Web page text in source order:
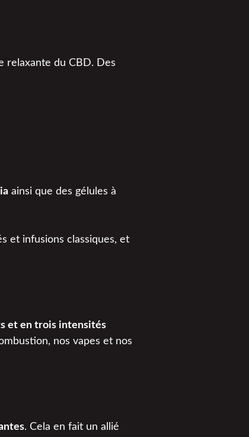
relaxante du CBD. Des
ainsi que des gélules à
et infusions classiques, et
et en trois intensités
nos vapes et nos
. Cela en fait un allié